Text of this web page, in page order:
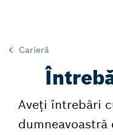
Carieră
Aveți întrebări
dumneavoastră